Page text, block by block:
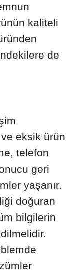
kaliteli
de
eksik ürün
telefon
geri
yaşanır.
doğuran
bilgilerin